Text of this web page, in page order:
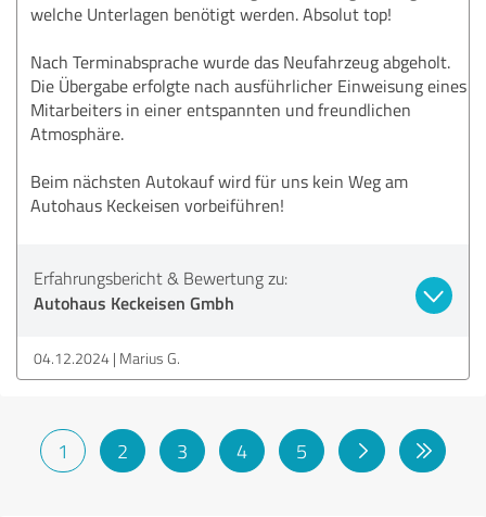
welche Unterlagen benötigt werden. Absolut top!
Nach Terminabsprache wurde das Neufahrzeug abgeholt.
Die Übergabe erfolgte nach ausführlicher Einweisung eines
Mitarbeiters in einer entspannten und freundlichen
Atmosphäre.
Beim nächsten Autokauf wird für uns kein Weg am
Autohaus Keckeisen vorbeiführen!
Erfahrungsbericht & Bewertung zu:
Autohaus Keckeisen Gmbh
04.12.2024 Marius G.
1 2 3 4 5